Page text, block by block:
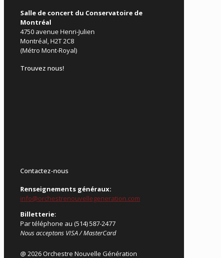
Salle de concert du Conservatoire de
Montréal
4750 avenue Henri-Julien
Montréal, H2T 2C8
(Métro Mont-Royal)
Trouvez nous!
Contactez-nous
Renseignements généraux:
info@orchestrenouvellegeneration.com
Billetterie:
Par téléphone au (514) 587-2477
Nous acceptons VISA / MasterCard
@ 2026 Orchestre Nouvelle Génération